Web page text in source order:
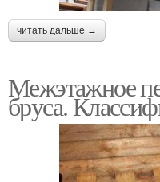
читать дальше →
Межэтажное
бруса.